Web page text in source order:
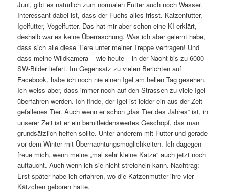
Juni, gibt es natürlich zum normalen Futter auch noch Wasser.
Interessant dabei ist, dass der Fuchs alles frisst. Katzenfutter,
Igelfutter, Vogelfutter. Das hat mir aber schon eine KI erklärt,
deshalb war es keine Überraschung. Was ich aber gelernt habe,
dass sich alle diese Tiere unter meiner Treppe vertragen! Und
dass meine Wildkamera – wie heute – in der Nacht bis zu 6000
SW-Bilder liefert. Im Gegensatz zu vielen Berichten auf
Facebook, habe ich noch nie einen Igel am hellen Tag gesehen.
Ich weiss aber, dass immer noch auf den Strassen zu viele Igel
überfahren werden. Ich finde, der Igel ist leider ein aus der Zeit
gefallenes Tier. Auch wenn er schon „das Tier des Jahres“ ist, in
unserer Zeit ist er ein bemitleidenswertes Geschöpf, das man
grundsätzlich helfen sollte. Unter anderem mit Futter und gerade
vor dem Winter mit Übernachtungsmöglichkeiten. Ich dagegen
freue mich, wenn meine „mal sehr kleine Katze“ auch jetzt noch
auftaucht. Auch wenn ich sie nicht streicheln kann. Nachtrag:
Erst später habe ich erfahren, wo die Katzenmutter ihre vier
Kätzchen geboren hatte.